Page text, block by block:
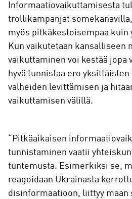
Informaatiovaikuttamisesta
trollikampanjat
myös pitkäkestoisempaa kuin
Kun vaikutetaan kansalliseen
vaikuttaminen voi kestää jopa
hyvä tunnistaa ero
valheiden levittämisen ja
vaikuttamisen välillä.
“Pitkäaikaisen
tunnistaminen vaatii
tuntemusta. Esimerkiksi se,
reagoidaan Ukrainasta
disinformaatioon, liittyy maan